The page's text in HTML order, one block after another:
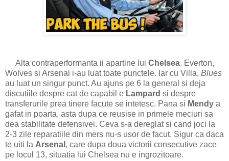
Alta contraperformanta ii apartine lui Chelsea. Everton,
Wolves si Arsenal i-au luat toate punctele. Iar cu Villa, Blues
au luat un singur punct. Au ajuns pe 6 la general si deja
discutiile despre cat de capabil e Lampard si despre
transferurile prea tinere facute se intetesc. Pana si Mendy a
gafat in poarta, asta dupa ce reusise in primele meciuri sa
dea stabilitate defensivei. Ceva s-a dereglat si cand joci la
2-3 zile reparatiile din mers nu-s usor de facut. Sigur ca daca
te uiti la Arsenal , care dupa doua victorii consecutive zace
pe locul 13, situatia lui Chelsea nu e ingrozitoare.